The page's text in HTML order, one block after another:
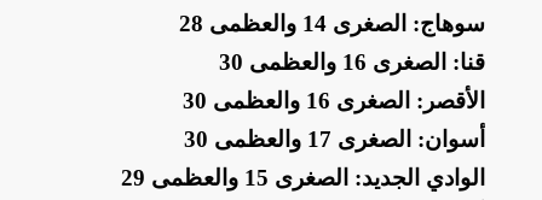
سوهاج: الصغرى 14 والعظمى 28
قنا: الصغرى 16 والعظمى 30
الأقصر: الصغرى 16 والعظمى 30
أسوان: الصغرى 17 والعظمى 30
الوادي الجديد: الصغرى 15 والعظمى 29